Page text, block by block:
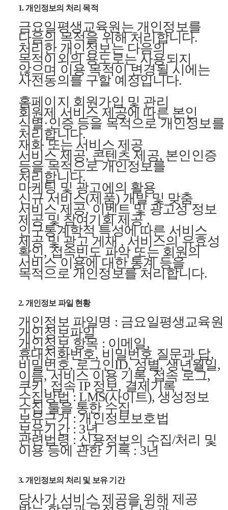
1. 개인정보의 처리 목적
금요일평생교육원는 개인정보를
다음의 목적을 위해 처리합니다.
처리한 개인정보는 다음의
목적이외의 용도로는 사용되지
않으며 이용 목적이 변경될 시에는
사전동의를 구할 예정입니다.
홈페이지 회원가입 및 관리
회원제 서비스 제공에 따른 본인
식별·인증 등을 목적으로 개인정보를
처리합니다.
재화 또는 서비스 제공
서비스 제공, 콘텐츠 제공, 본인인증
등을 목적으로 개인정보를
처리합니다.
마케팅 및 광고에의 활용
신규 서비스(제품) 개발 및 맞춤
서비스 제공, 이벤트 및 광고성 정보
제공 및 참여기회 제공 ,
인구통계학적 특성에 따른 서비스
제공 및 광고 게재 , 서비스의 유효성
확인, 접속빈도 파악 또는 회원의
서비스 이용에 대한 통계 등을
목적으로 개인정보를 처리합니다.
2. 개인정보 파일 현황
개인정보 파일명 : 금요일평생교육원
개인정보파일
개인정보 항목 : 이메일,
휴대전화번호, 비밀번호 질문과 답,
비밀번호, 로그인ID, 성별, 생년월일,
이름, 서비스 이용 기록, 접속 로그,
쿠키, 접속 IP 정보, 결제기록
수집방법 : LMS(사이트), 생성정보
수집 툴을 통한 수집
보유근거 : 개인정보보호법
보유기간 : 3년
관련법령 : 신용정보의 수집/처리 및
이용 등에 관한 기록 : 3년
3. 개인정보의 처리 및 보유 기간
당사가 서비스 제공을 위해 제공